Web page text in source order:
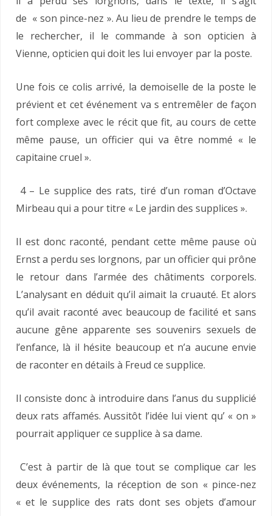
de « son pince-nez ». Au lieu de prendre le temps de
le rechercher, il le commande à son opticien à
Vienne, opticien qui doit les lui envoyer par la poste.
Une fois ce colis arrivé, la demoiselle de la poste le
prévient et cet événement va s entremêler de façon
fort complexe avec le récit que fit, au cours de cette
même pause, un officier qui va être nommé « le
capitaine cruel ».
4 – Le supplice des rats, tiré d’un roman d’Octave
Mirbeau qui a pour titre « Le jardin des supplices ».
Il est donc raconté, pendant cette même pause où
Ernst a perdu ses lorgnons, par un officier qui prône
le retour dans l’armée des châtiments corporels.
L’analysant en déduit qu’il aimait la cruauté. Et alors
qu’il avait raconté avec beaucoup de facilité et sans
aucune gêne apparente ses souvenirs sexuels de
l’enfance, là il hésite beaucoup et n’a aucune envie
de raconter en détails à Freud ce supplice.
Il consiste donc à introduire dans l’anus du supplicié
deux rats affamés. Aussitôt l’idée lui vient qu’ « on »
pourrait appliquer ce supplice à sa dame.
C’est à partir de là que tout se complique car les
deux événements, la réception de son « pince-nez
« et le supplice des rats dont ses objets d’amour